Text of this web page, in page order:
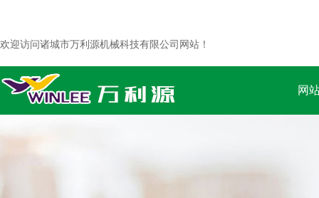
欢迎访问诸城市万利源机械科技有限公司网站！
网